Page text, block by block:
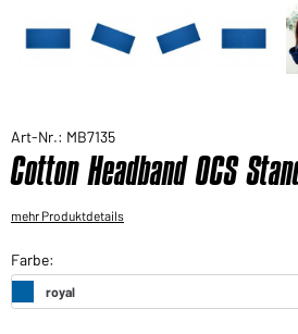
Art-Nr.: MB7135
Cotton Headband OCS
mehr Produktdetails